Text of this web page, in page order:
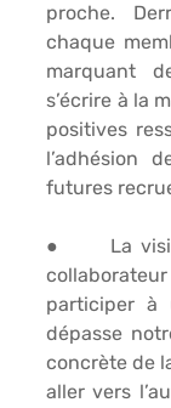
proche.
chaque
marquant
s’écrire à la
positives
l’adhésion
futures
● La
participer à
dépasse
concrète de
aller vers